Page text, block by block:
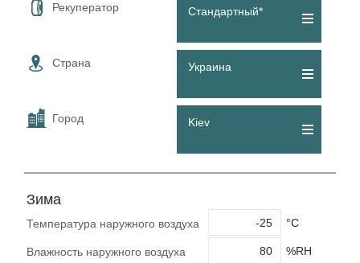
Рекуператор Стандартный*
Страна Украина
Город Kiev
Зима
Температура наружного воздуха °C
Влажность наружного воздуха %RH